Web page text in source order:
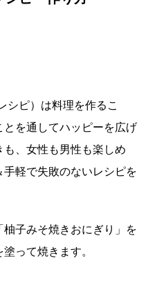
シピ）は料理を作るこ
を通してハッピーを広げ
、女性も男性も楽しめ
軽で失敗のないレシピを
子みそ焼きおにぎり」を
って焼きます。